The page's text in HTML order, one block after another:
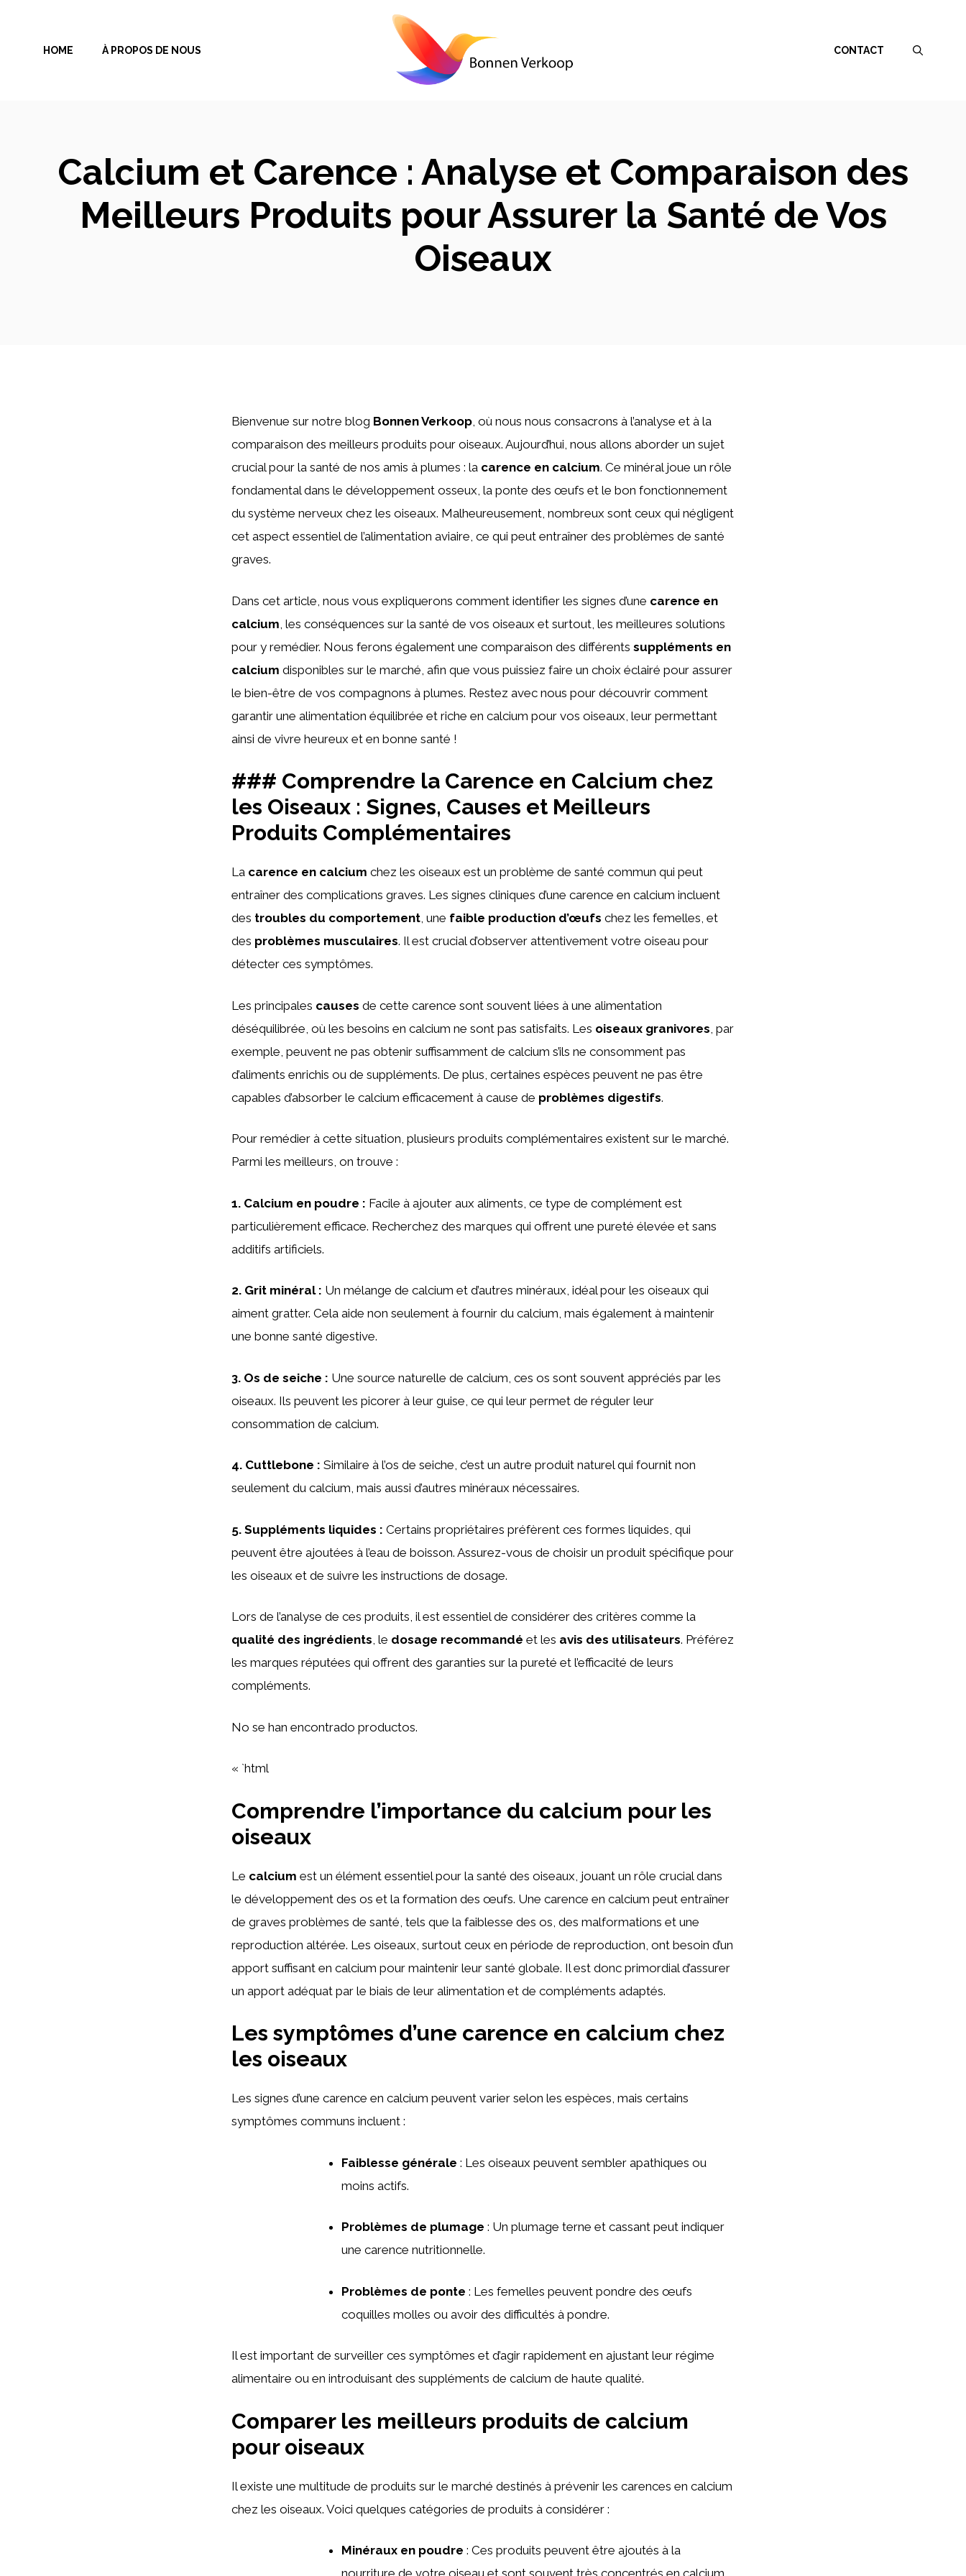
contenuHOME À PROPOS DE NOUS CONTACT
Calcium et Carence : Analyse et Comparaison des
Meilleurs Produits pour Assurer la Santé de Vos
Oiseaux
Bienvenue sur notre blog Bonnen Verkoop, où nous nous consacrons à l’analyse et à la
comparaison des meilleurs produits pour oiseaux. Aujourd’hui, nous allons aborder un sujet
crucial pour la santé de nos amis à plumes : la carence en calcium. Ce minéral joue un rôle
fondamental dans le développement osseux, la ponte des œufs et le bon fonctionnement
du système nerveux chez les oiseaux. Malheureusement, nombreux sont ceux qui négligent
cet aspect essentiel de l’alimentation aviaire, ce qui peut entraîner des problèmes de santé
graves.
Dans cet article, nous vous expliquerons comment identifier les signes d’une carence en
calcium , les conséquences sur la santé de vos oiseaux et surtout, les meilleures solutions
pour y remédier. Nous ferons également une comparaison des différents suppléments en
calcium disponibles sur le marché, afin que vous puissiez faire un choix éclairé pour assurer
le bien-être de vos compagnons à plumes. Restez avec nous pour découvrir comment
garantir une alimentation équilibrée et riche en calcium pour vos oiseaux, leur permettant
ainsi de vivre heureux et en bonne santé !
### Comprendre la Carence en Calcium chez
les Oiseaux : Signes, Causes et Meilleurs
Produits Complémentaires
La carence en calcium chez les oiseaux est un problème de santé commun qui peut
entraîner des complications graves. Les signes cliniques d’une carence en calcium incluent
des troubles du comportement, une faible production d’œufs chez les femelles, et
des problèmes musculaires. Il est crucial d’observer attentivement votre oiseau pour
détecter ces symptômes.
Les principales causes de cette carence sont souvent liées à une alimentation
déséquilibrée, où les besoins en calcium ne sont pas satisfaits. Les oiseaux granivores , par
exemple, peuvent ne pas obtenir suffisamment de calcium s’ils ne consomment pas
d’aliments enrichis ou de suppléments. De plus, certaines espèces peuvent ne pas être
capables d’absorber le calcium efficacement à cause de problèmes digestifs.
Pour remédier à cette situation, plusieurs produits complémentaires existent sur le marché.
Parmi les meilleurs, on trouve :
1. Calcium en poudre : Facile à ajouter aux aliments, ce type de complément est
particulièrement efficace. Recherchez des marques qui offrent une pureté élevée et sans
additifs artificiels.
2. Grit minéral: Un mélange de calcium et d’autres minéraux, idéal pour les oiseaux qui
aiment gratter. Cela aide non seulement à fournir du calcium, mais également à maintenir
une bonne santé digestive.
3. Os de seiche : Une source naturelle de calcium, ces os sont souvent appréciés par les
oiseaux. Ils peuvent les picorer à leur guise, ce qui leur permet de réguler leur
consommation de calcium.
4. Cuttlebone : Similaire à l’os de seiche, c’est un autre produit naturel qui fournit non
seulement du calcium, mais aussi d’autres minéraux nécessaires.
5. Suppléments liquides : Certains propriétaires préfèrent ces formes liquides, qui
peuvent être ajoutées à l’eau de boisson. Assurez-vous de choisir un produit spécifique pour
les oiseaux et de suivre les instructions de dosage.
Lors de l’analyse de ces produits, il est essentiel de considérer des critères comme la
qualité des ingrédients, le dosage recommandé et les avis des utilisateurs. Préférez
les marques réputées qui offrent des garanties sur la pureté et l’efficacité de leurs
compléments.
No se han encontrado productos.
« `html
Comprendre l’importance du calcium pour les
oiseaux
Le calcium est un élément essentiel pour la santé des oiseaux, jouant un rôle crucial dans
le développement des os et la formation des œufs. Une carence en calcium peut entraîner
de graves problèmes de santé, tels que la faiblesse des os, des malformations et une
reproduction altérée. Les oiseaux, surtout ceux en période de reproduction, ont besoin d’un
apport suffisant en calcium pour maintenir leur santé globale. Il est donc primordial d’assurer
un apport adéquat par le biais de leur alimentation et de compléments adaptés.
Les symptômes d’une carence en calcium chez
les oiseaux
Les signes d’une carence en calcium peuvent varier selon les espèces, mais certains
symptômes communs incluent :
Faiblesse générale : Les oiseaux peuvent sembler apathiques ou
moins actifs.
Problèmes de plumage : Un plumage terne et cassant peut indiquer
une carence nutritionnelle.
Problèmes de ponte : Les femelles peuvent pondre des œufs
coquilles molles ou avoir des difficultés à pondre.
Il est important de surveiller ces symptômes et d’agir rapidement en ajustant leur régime
alimentaire ou en introduisant des suppléments de calcium de haute qualité.
Comparer les meilleurs produits de calcium
pour oiseaux
Il existe une multitude de produits sur le marché destinés à prévenir les carences en calcium
chez les oiseaux. Voici quelques catégories de produits à considérer :
Minéraux en poudre : Ces produits peuvent être ajoutés à la
nourriture de votre oiseau et sont souvent très concentrés en calcium.